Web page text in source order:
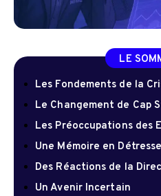
LE
Les Fondements de la
Le Changement de Cap
Les Préoccupations des
Une Mémoire en Détresse
Des Réactions de la
Un Avenir Incertain